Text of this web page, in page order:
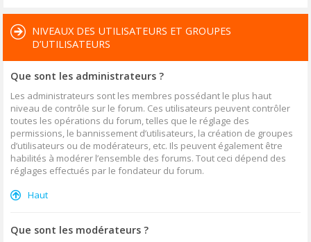
NIVEAUX DES UTILISATEURS ET GROUPES
D’UTILISATEURS
Que sont les administrateurs ?
Les administrateurs sont les membres possédant le plus haut
niveau de contrôle sur le forum. Ces utilisateurs peuvent contrôler
toutes les opérations du forum, telles que le réglage des
permissions, le bannissement d’utilisateurs, la création de groupes
d’utilisateurs ou de modérateurs, etc. Ils peuvent également être
habilités à modérer l’ensemble des forums. Tout ceci dépend des
réglages effectués par le fondateur du forum.
Haut
Que sont les modérateurs ?